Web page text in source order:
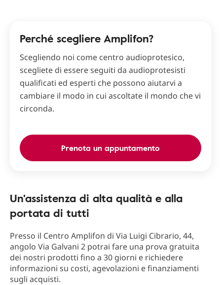
Perché scegliere Amplifon?
Scegliendo noi come centro audioprotesico,
scegliete di essere seguiti da audioprotesisti
qualificati ed esperti che possono aiutarvi a
cambiare il modo in cui ascoltate il mondo che vi
circonda.
Prenota un appuntamento
Un'assistenza di alta qualità e alla
portata di tutti
Presso il Centro Amplifon di Via Luigi Cibrario, 44,
angolo Via Galvani 2 potrai fare una prova gratuita
dei nostri prodotti fino a 30 giorni e richiedere
informazioni su costi, agevolazioni e finanziamenti
sugli acquisti.